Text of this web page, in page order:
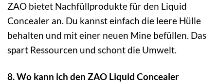
ZAO bietet Nachfüllprodukte für den Liquid
Concealer an. Du kannst einfach die leere Hülle
behalten und mit einer neuen Mine befüllen. Das
spart Ressourcen und schont die Umwelt.
8. Wo kann ich den ZAO Liquid Concealer